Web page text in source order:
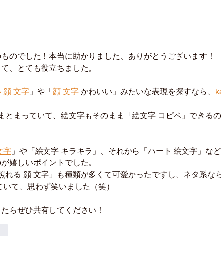
のでした！本当に助かりました、ありがとうございます！
、とても役立ちました。
顔 文字 」や「顔 文字 かわいい」みたいな表現を探すなら、
とまっていて、絵文字もそのまま「絵文字 コピペ」できる
字 」や「絵文字 キラキラ」、それから「ハート 絵文字」な
嬉しいポイントでした。
れる 顔 文字」も種類が多くて可愛かったですし、ネタ系な
て、思わず笑いました（笑）
らぜひ共有してください！